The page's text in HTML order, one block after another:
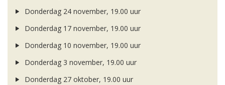
Donderdag 24 november, 19.00 uur
Donderdag 17 november, 19.00 uur
Donderdag 10 november, 19.00 uur
Donderdag 3 november, 19.00 uur
Donderdag 27 oktober, 19.00 uur